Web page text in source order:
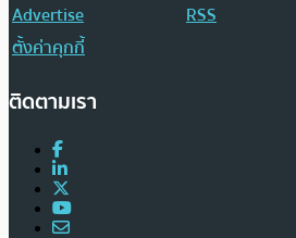
Advertise
RSS
ตั้งค่าคุกกี้
ติดตามเรา